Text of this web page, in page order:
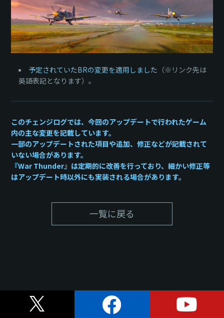
予定されていたBRの変更を適用しました （※リンク先は
英語表記となります）。
このチェンジログでは、今回のアップデートで行われたゲーム
内の主な変更を記載しています。
一部のアップデートされた項目や追加、修正などが記載されて
いない場合があります。
『War Thunder』は定期的に改善を行っており、細かい修正等
はアップデート時以外にも実装される場合があります。
一覧に戻る